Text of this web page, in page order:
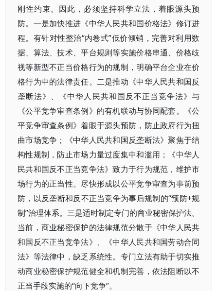
刚性约束。因此，必须坚持科学立法，着眼源头预
防。一是加快推进《中华人民共和国价格法》修订进
程。有针对性整治“内卷式”低价倾销，完善对利用数
据、算法、技术、平台规则等实施价格串通、价格歧
视等新型不正当价格行为的规制，明确平台企业在价
格行为中的法律责任。二是推动《中华人民共和国反
垄断法》、《中华人民共和国反不正当竞争法》与
《公平竞争审查条例》的有机联动与协同配套。《公
平竞争审查条例》着眼于源头预防，防止政府行为扭
曲市场竞争；《中华人民共和国反垄断法》聚焦于结
构性规制，防止市场力量过度集中和滥用；《中华人
民共和国反不正当竞争法》致力于行为规范，维护市
场行为的正当性。尽快形成以公平竞争审查为事前预
防，以反垄断和反不正当竞争为事后规制的“预防+规
制”治理体系。三是适时制定专门的商业秘密保护法。
当前，商业秘密保护的法律规范分散于《中华人民共
和国反不正当竞争法》、《中华人民共和国劳动合同
法》等法律中，缺乏系统性。专门立法有助于切实推
动商业秘密保护规范健全和机制完善，依法阻断以不
正当手段实施的“向下竞争”。